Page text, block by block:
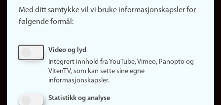
Finn studier
Ledige stillinger
Med ditt samtykke vil vi bruke informasjonskapsler for
følgende formål:
Video og lyd
Integrert innhold fra YouTube, Vimeo, Panopto og
VitenTV, som kan sette sine egne
informasjonskapsler.
Statistikk og analyse